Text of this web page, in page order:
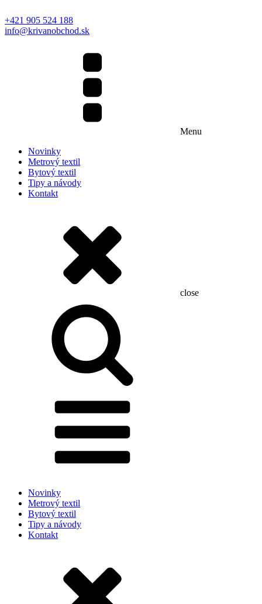
+421 905 524 188
info@krivanobchod.sk
Menu
Novinky
Metrový textil
Bytový textil
Tipy a návody
Kontakt
close
Novinky
Metrový textil
Bytový textil
Tipy a návody
Kontakt